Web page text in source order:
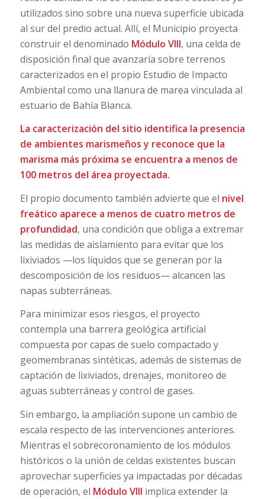
utilizados sino sobre una nueva superficie ubicada
al sur del predio actual. Allí, el Municipio proyecta
construir el denominado Módulo VIII, una celda de
disposición final que avanzaría sobre terrenos
caracterizados en el propio Estudio de Impacto
Ambiental como una llanura de marea vinculada al
estuario de Bahía Blanca.
La caracterización del sitio identifica la presencia
de ambientes marismeños y reconoce que la
marisma más próxima se encuentra a menos de
100 metros del área proyectada.
El propio documento también advierte que el nivel
freático aparece a menos de cuatro metros de
profundidad, una condición que obliga a extremar
las medidas de aislamiento para evitar que los
lixiviados —los líquidos que se generan por la
descomposición de los residuos— alcancen las
napas subterráneas.
Para minimizar esos riesgos, el proyecto
contempla una barrera geológica artificial
compuesta por capas de suelo compactado y
geomembranas sintéticas, además de sistemas de
captación de lixiviados, drenajes, monitoreo de
aguas subterráneas y control de gases.
Sin embargo, la ampliación supone un cambio de
escala respecto de las intervenciones anteriores.
Mientras el sobrecoronamiento de los módulos
históricos o la unión de celdas existentes buscan
aprovechar superficies ya impactadas por décadas
de operación, el Módulo VIII implica extender la